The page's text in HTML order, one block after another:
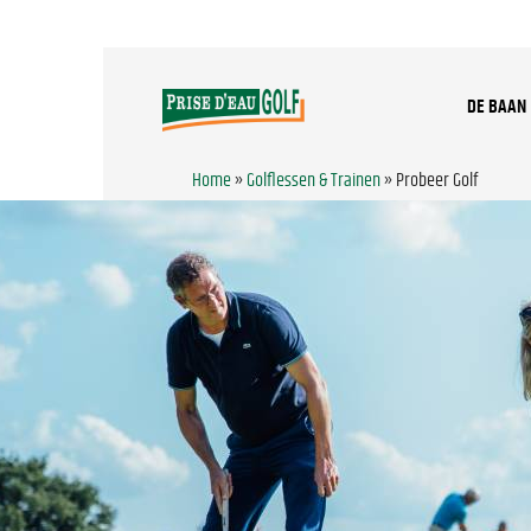
DE BAAN
Home» Golflessen & Trainen» Probeer Golf